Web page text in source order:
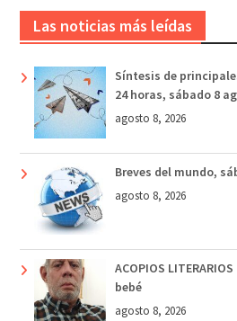
Las noticias más leídas
Síntesis de
24 horas, sábado 8
agosto 8, 2026
Breves del mundo,
agosto 8, 2026
ACOPIOS
bebé
agosto 8, 2026